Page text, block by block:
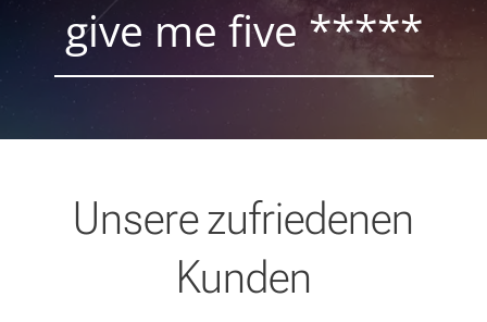
give me five *****
Unsere zufriedenen
Kunden